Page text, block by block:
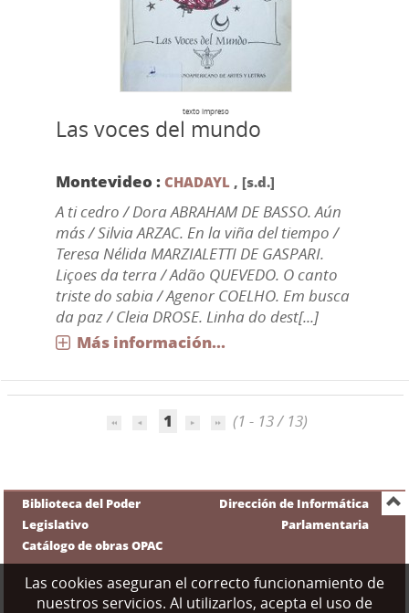
texto impreso
Las voces del mundo
Montevideo : CHADAYL , [s.d.]
A ti cedro / Dora ABRAHAM DE BASSO. Aún
más / Silvia ARZAC. En la viña del tiempo /
Teresa Nélida MARZIALETTI DE GASPARI.
Liçoes da terra / Adão QUEVEDO. O canto
triste do sabia / Agenor COELHO. Em busca
da paz / Cleia DROSE. Linha do dest[...]
Más información...
1 (1 - 13 / 13)
Biblioteca del Poder
Legislativo
Catálogo de obras OPAC
Dirección de Informática
Parlamentaria
Las cookies aseguran el correcto funcionamiento de
nuestros servicios. Al utilizarlos, acepta el uso de